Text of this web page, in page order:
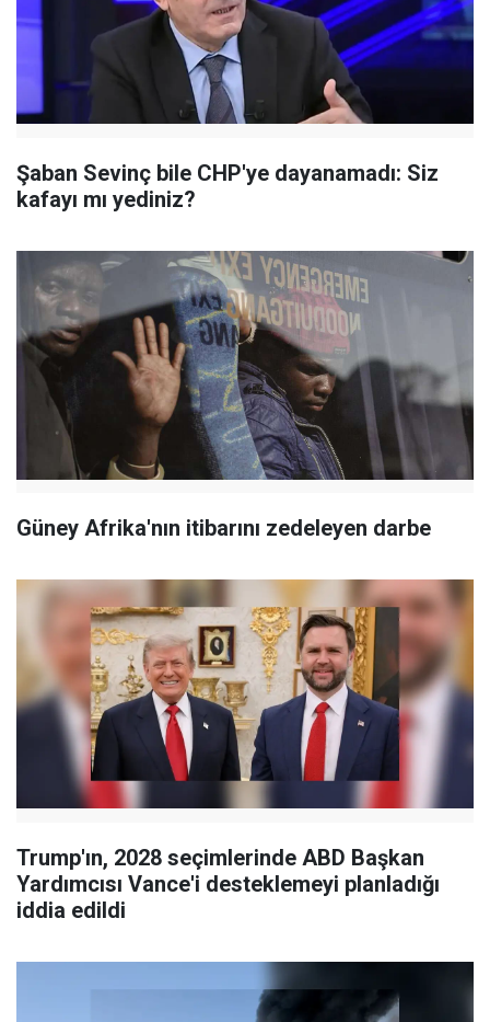
Şaban Sevinç bile CHP'ye dayanamadı: Siz
kafayı mı yediniz?
Güney Afrika'nın itibarını zedeleyen darbe
Trump'ın, 2028 seçimlerinde ABD Başkan
Yardımcısı Vance'i desteklemeyi planladığı
iddia edildi